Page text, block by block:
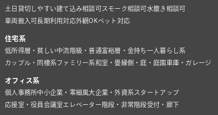
土日貸切しやすい建て込み相談可スモーク相談可水撒き相談可
車両搬入可長期利用対応外観OKペット対応
住宅系
低所得層・貧しい中流階級・普通富裕層・金持ち 一人暮らし系
カップル・同棲系ファミリー系和室・畳縁側・庭・庭園 車庫・ガレージ
オフィス系
個人事務所中小企業・零細風大企業・外資系スタートアップ
応接室・役員会議室 エレベーター階段・非常階段受付・廊下